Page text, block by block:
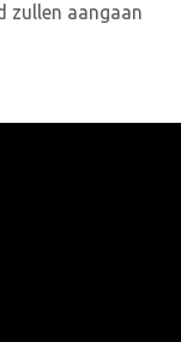
zullen aangaan